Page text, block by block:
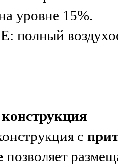
уровне 15%.
с
позволяет